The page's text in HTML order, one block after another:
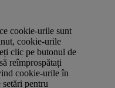
cookie-urile sunt
cookie-urile
clic pe butonul de
reîmprospătați
cookie-urile în
pentru